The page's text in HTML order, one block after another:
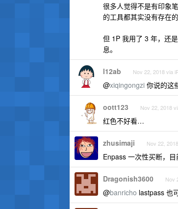
很多人觉得不是有印象
的工具都其实没有存在的
但 1P 我用了 3 年，还
息。
l12ab Nov 22, 2018 via
@xiqingongzi 你说的这
oott123 Nov 22, 2018
红色不好看…
zhusimaji Nov 22,
Enpass 一次性买断，
Dragonish3600 Nov
@banricho lastpass 也